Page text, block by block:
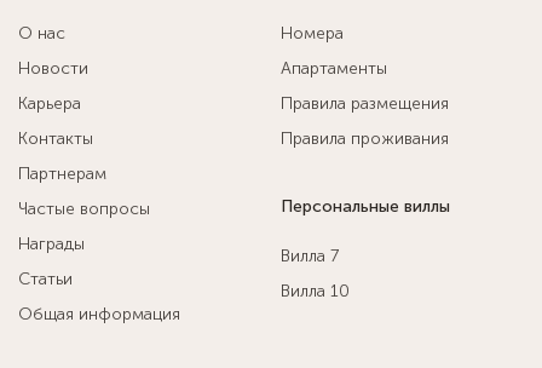
О нас
Новости
Карьера
Контакты
Партнерам
Частые вопросы
Награды
Статьи
Общая информация
Номера
Апартаменты
Правила размещения
Правила проживания
Персональные виллы
Вилла 7
Вилла 10